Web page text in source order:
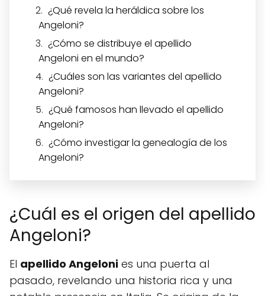
¿Qué revela la heráldica sobre los
Angeloni?
¿Cómo se distribuye el apellido
Angeloni en el mundo?
¿Cuáles son las variantes del apellido
Angeloni?
¿Qué famosos han llevado el apellido
Angeloni?
¿Cómo investigar la genealogía de los
Angeloni?
¿Cuál es el origen del apellido
Angeloni?
El apellido Angeloni es una puerta al
pasado, revelando una historia rica y una